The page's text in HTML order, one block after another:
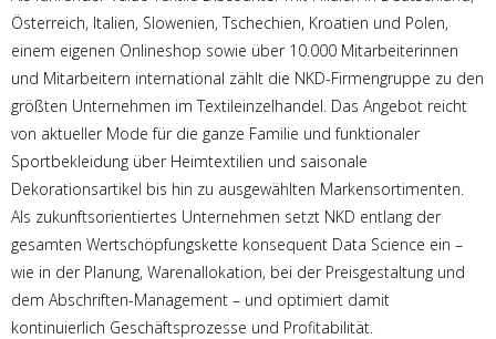
Österreich, Italien, Slowenien, Tschechien, Kroatien und Polen,
einem eigenen Onlineshop sowie über 10.000 Mitarbeiterinnen
und Mitarbeitern international zählt die NKD-Firmengruppe zu den
größten Unternehmen im Textileinzelhandel. Das Angebot reicht
von aktueller Mode für die ganze Familie und funktionaler
Sportbekleidung über Heimtextilien und saisonale
Dekorationsartikel bis hin zu ausgewählten Markensortimenten.
Als zukunftsorientiertes Unternehmen setzt NKD entlang der
gesamten Wertschöpfungskette konsequent Data Science ein –
wie in der Planung, Warenallokation, bei der Preisgestaltung und
dem Abschriften-Management – und optimiert damit
kontinuierlich Geschäftsprozesse und Profitabilität.